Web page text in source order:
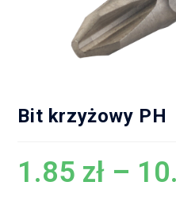
Bit krzyżowy PH
1.85 zł –